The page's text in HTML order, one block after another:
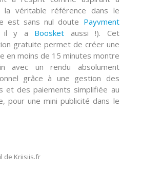
la véritable référence dans le
est sans nul doute Payvment
y a Boosket aussi !). Cet
gratuite permet de créer une
en moins de 15 minutes montre
avec un rendu absolument
grâce à une gestion des
et des paiements simplifiée au
pour une mini publicité dans le
de Kriisiis.fr